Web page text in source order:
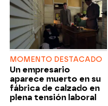
MOMENTO DESTACADO
Un empresario
aparece muerto en su
fábrica de calzado en
plena tensión laboral